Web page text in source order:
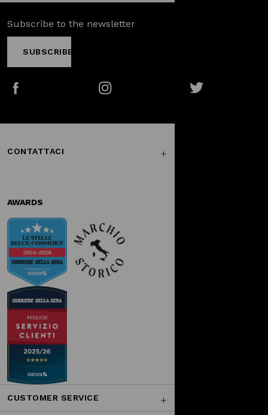
Subscribe to the newsletter
SUBSCRIBE
CONTATTACI
AWARDS
CUSTOMER SERVICE